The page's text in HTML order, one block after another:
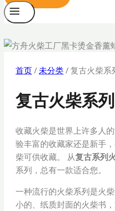
首页/未分类/复古火柴系
复古火柴系列
收藏火柴是世界上许多人
验丰富的收藏家还是新手
柴可供收藏。 从复古系列
系列，总有一款适合您。
一种流行的火柴系列是火
小的、纸质封面的火柴书